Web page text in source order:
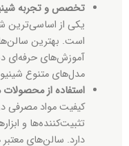
تخصص و تجربه
یکی از اساسی‌ترین
است. بهترین
آموزش‌های حرفه‌ای
مدل‌های متنوع
استفاده از محصولات
کیفیت مواد مصرفی
تثبیت‌کننده‌ها و
دارد. سالن‌های